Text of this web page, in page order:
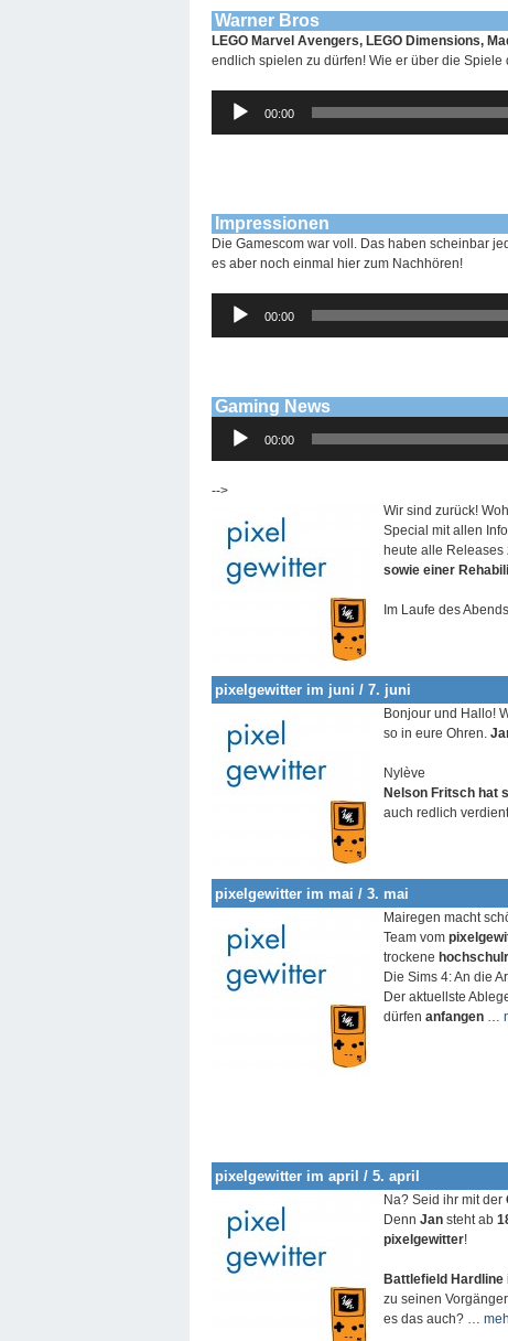
Warner Bros
LEGO Marvel Avengers, LEGO Dimensions,
endlich spielen zu dürfen! Wie er über die Spiele
Player
00:00
Impressionen
Die Gamescom war voll. Das haben scheinbar
es aber noch einmal hier zum Nachhören!
Player
00:00
Gaming News
Player
00:00
-->
Wir sind zurück!
Special mit allen
heute alle Releases
sowie einer
Im Laufe des
pixelgewitter im juni / 7. juni
Bonjour und Hallo!
so in eure Ohren.
Nylève
Nelson Fritsch hat
auch redlich
pixelgewitter im mai / 3. mai
Mairegen macht
Team vom
trockene
Die Sims 4: An die
Der aktuellste
dürfen anfangen
pixelgewitter im april / 5. april
Na? Seid ihr mit der
Denn Jan steht ab
pixelgewitter!
Battlefield Hardline
zu seinen
es das auch? …